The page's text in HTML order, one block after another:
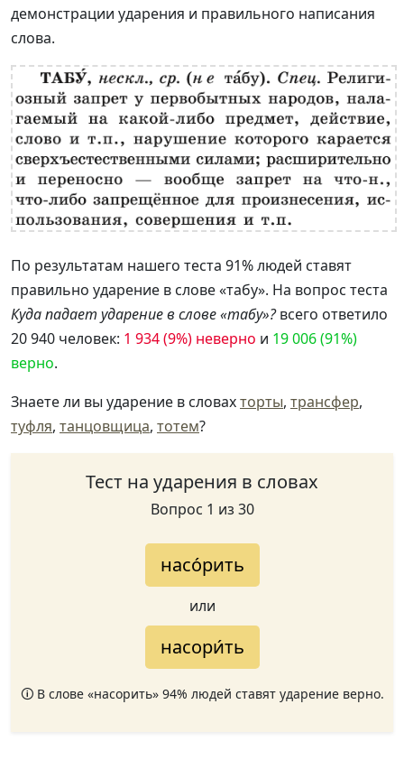
демонстрации ударения и правильного написания
слова.
По результатам нашего теста 91% людей ставят
правильно ударение в слове «табу». На вопрос теста
Куда падает ударение в слове «табу»?всего ответило
20 940 человек: 1 934 (9%) неверно и 19 006 (91%)
верно.
Знаете ли вы ударение в словахторты, трансфер,
туфля, танцовщица, тотем?
Тест на ударения в словах
Вопрос 1 из 30
насо́рить
или
насори́ть
🛈 В слове «насорить» 94% людей ставят ударение верно.